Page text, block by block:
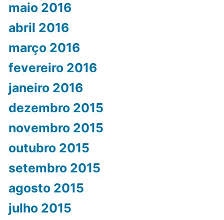
maio 2016
abril 2016
março 2016
fevereiro 2016
janeiro 2016
dezembro 2015
novembro 2015
outubro 2015
setembro 2015
agosto 2015
julho 2015